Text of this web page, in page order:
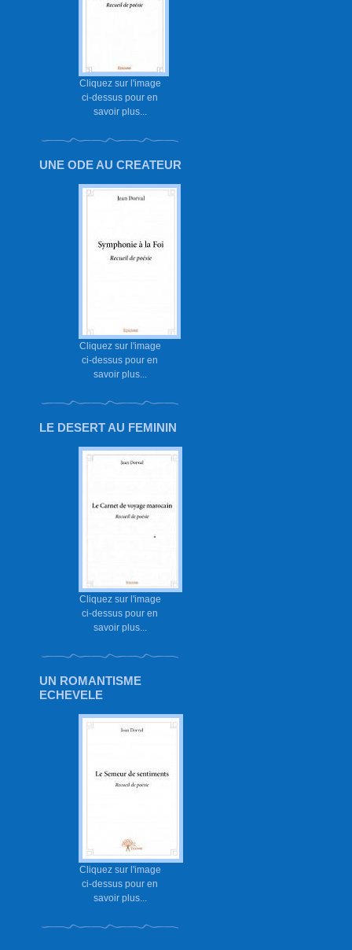
Cliquez sur l'image
ci-dessus pour en
savoir plus...
UNE ODE AU CREATEUR
Cliquez sur l'image
ci-dessus pour en
savoir plus...
LE DESERT AU FEMININ
Cliquez sur l'image
ci-dessus pour en
savoir plus...
UN ROMANTISME
ECHEVELE
Cliquez sur l'image
ci-dessus pour en
savoir plus...